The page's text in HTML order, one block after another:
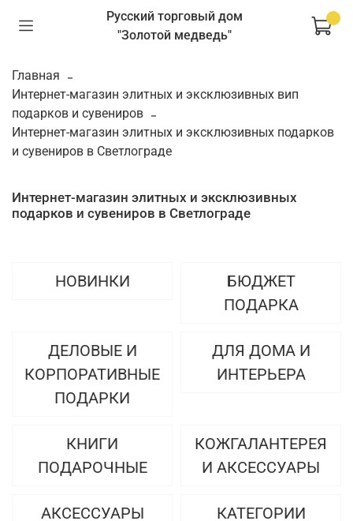
Русский торговый дом
"Золотой медведь"
Главная
Интернет-магазин элитных и эксклюзивных вип
подарков и сувениров
Интернет-магазин элитных и эксклюзивных подарков
и сувениров в Светлограде
Интернет-магазин элитных и эксклюзивных
подарков и сувениров в Светлограде
НОВИНКИ
БЮДЖЕТ
ПОДАРКА
ДЕЛОВЫЕ И
КОРПОРАТИВНЫЕ
ПОДАРКИ
ДЛЯ ДОМА И
ИНТЕРЬЕРА
КНИГИ
ПОДАРОЧНЫЕ
КОЖГАЛАНТЕРЕЯ
И АКСЕССУАРЫ
АКСЕССУАРЫ
КАТЕГОРИИ